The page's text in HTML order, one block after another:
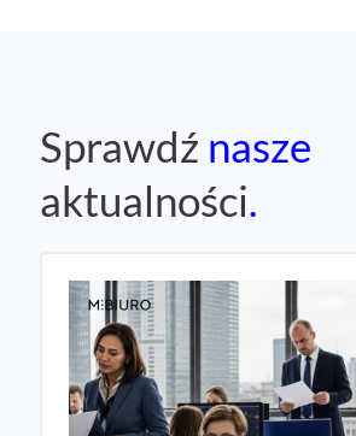
Sprawdź nasze
aktualności.